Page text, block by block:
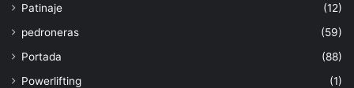
Patinaje
(12)
pedroneras
(59)
Portada
(88)
Powerlifting
(1)